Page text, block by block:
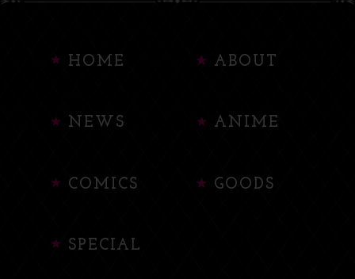
HOME ABOUT
NEWS ANIME
COMICS GOODS
SPECIAL